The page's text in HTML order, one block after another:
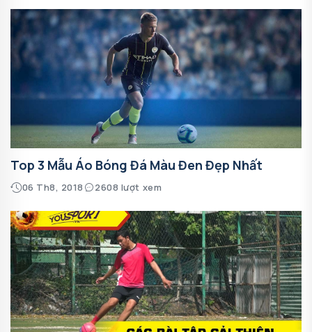
Top 3 Mẫu Áo Bóng Đá Màu Đen Đẹp Nhất
06 Th8, 2018 2608 lượt xem